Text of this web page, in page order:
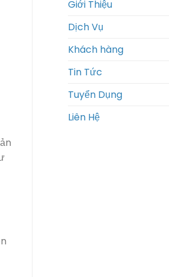
Giới Thiệu
Dịch Vụ
Khách hàng
Tin Tức
Tuyển Dụng
Liên Hệ